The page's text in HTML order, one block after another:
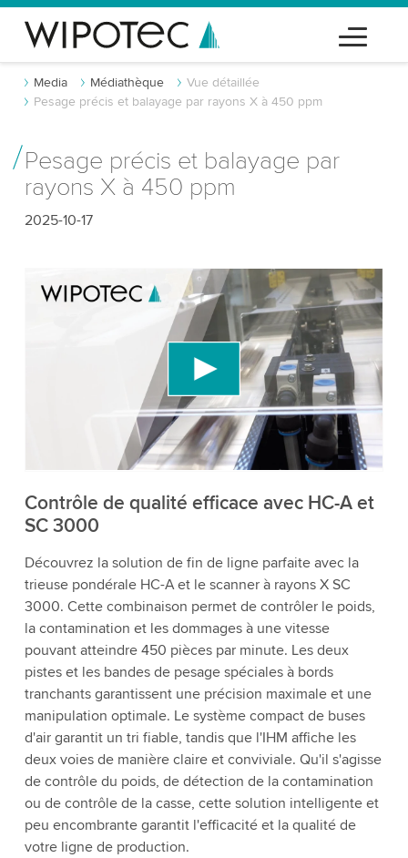
Media Médiathèque
Vue détaillée
Pesage précis et balayage par rayons X à 450 ppm
Pesage précis et balayage par
rayons X à 450 ppm
2025-10-17
Nous avons besoin de votre consentement
pour charger le service vidéo YouTube!
Nous utilisons un service tiers pour intégrer du
contenu vidéo susceptible de collecter des
données sur votre activité. Veuillez consulter les
détails et accepter le service pour regarder cette
Contrôle de qualité efficace avec HC-A et
SC 3000
Découvrez la solution de fin de ligne parfaite avec la
trieuse pondérale HC-A et le scanner à rayons X SC
3000. Cette combinaison permet de contrôler le poids,
la contamination et les dommages à une vitesse
pouvant atteindre 450 pièces par minute. Les deux
pistes et les bandes de pesage spéciales à bords
tranchants garantissent une précision maximale et une
manipulation optimale. Le système compact de buses
d'air garantit un tri fiable, tandis que l'IHM affiche les
deux voies de manière claire et conviviale. Qu'il s'agisse
de contrôle du poids, de détection de la contamination
ou de contrôle de la casse, cette solution intelligente et
peu encombrante garantit l'efficacité et la qualité de
votre ligne de production.